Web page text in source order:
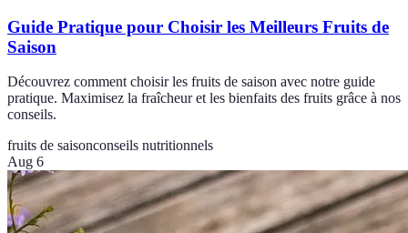
Guide Pratique pour Choisir les Meilleurs Fruits de
Saison
Découvrez comment choisir les fruits de saison avec notre guide
pratique. Maximisez la fraîcheur et les bienfaits des fruits grâce à nos
conseils.
fruits de saisonconseils nutritionnels
Aug 6